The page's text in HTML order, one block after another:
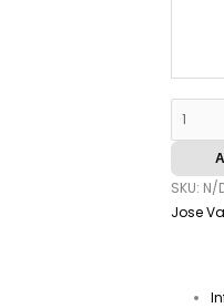
SKU: N/
Jose